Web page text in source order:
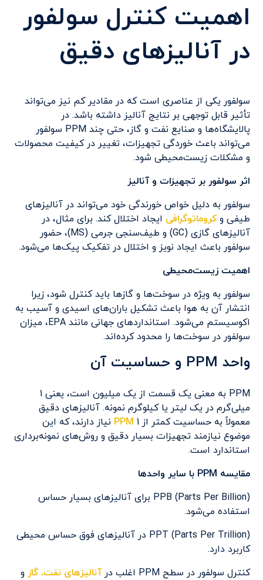
اهمیت کنترل سولفور
در آنالیزهای دقیق
سولفور یکی از عناصری است که در مقادیر کم نیز می‌تواند
تأثیر قابل توجهی بر نتایج آنالیز داشته باشد. در
پالایشگاه‌ها و صنایع نفت و گاز، حتی چند PPM سولفور
می‌تواند باعث خوردگی تجهیزات، تغییر در کیفیت محصولات
و مشکلات زیست‌محیطی شود.
اثر سولفور بر تجهیزات و آنالیز
سولفور به دلیل خواص خورندگی خود می‌تواند در آنالیزهای
طیفی وکروماتوگرافی ایجاد اختلال کند. برای مثال، در
آنالیزهای گازی (GC) و طیف‌سنجی جرمی (MS)، حضور
سولفور باعث ایجاد نویز و اختلال در تفکیک پیک‌ها می‌شود.
اهمیت زیست‌محیطی
سولفور به ویژه در سوخت‌ها و گازها باید کنترل شود، زیرا
انتشار آن به هوا باعث تشکیل باران‌های اسیدی و آسیب به
اکوسیستم می‌شود. استانداردهای جهانی مانند EPA، میزان
سولفور در سوخت‌ها را محدود کرده‌اند.
واحد PPM و حساسیت آن
PPM به معنی یک قسمت از یک میلیون است، یعنی 1
میلی‌گرم در یک لیتر یا کیلوگرم نمونه. آنالیزهای دقیق
معمولاً به حساسیت کمتر از 1 PPM نیاز دارند، که این
موضوع نیازمند تجهیزات بسیار دقیق و روش‌های نمونه‌برداری
استاندارد است.
مقایسه PPM با سایر واحدها
PPB (Parts Per Billion) برای آنالیزهای بسیار حساس
استفاده می‌شود.
PPT (Parts Per Trillion) در آنالیزهای فوق حساس محیطی
کاربرد دارد.
کنترل سولفور در سطح PPM اغلب در
آنالیزهای نفت، گاز و